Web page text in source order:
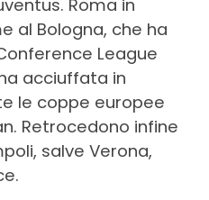
Roma in
al Bologna, che ha
League
acciuffata in
le coppe europee
Retrocedono infine
salve Verona,